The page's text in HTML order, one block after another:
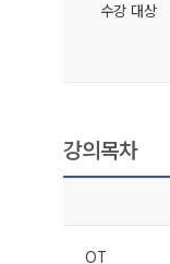
수강 대상
강의목차
OT